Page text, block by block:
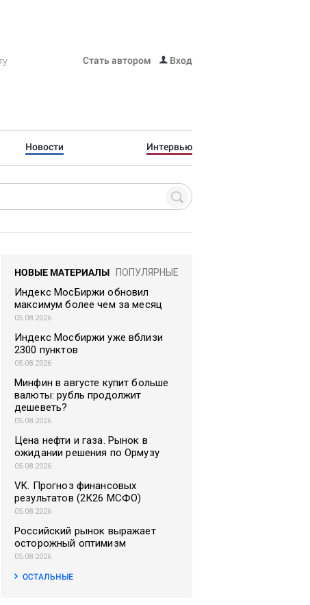
Стать автором Вход
Новости Интервью
НОВЫЕ МАТЕРИАЛЫ ПОПУЛЯРНЫЕ
Индекс МосБиржи обновил
максимум более чем за месяц
05.08.2026
Индекс Мосбиржи уже вблизи
2300 пунктов
05.08.2026
Минфин в августе купит больше
валюты: рубль продолжит
дешеветь?
05.08.2026
Цена нефти и газа. Рынок в
ожидании решения по Ормузу
05.08.2026
VK. Прогноз финансовых
результатов (2К26 МСФО)
05.08.2026
Российский рынок выражает
осторожный оптимизм
05.08.2026
ОСТАЛЬНЫЕ